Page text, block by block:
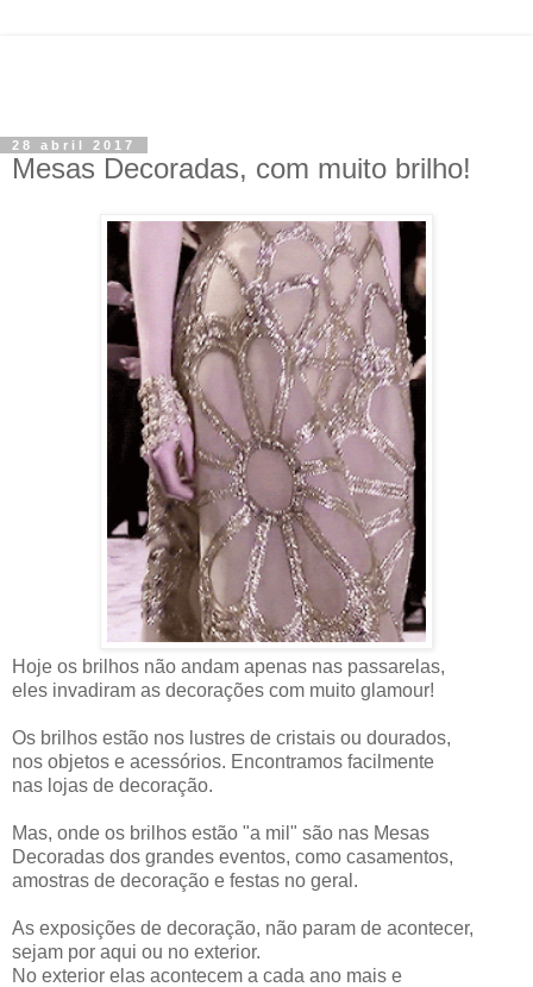
28 abril 2017
Mesas Decoradas, com muito brilho!
Hoje os brilhos não andam apenas nas passarelas,
eles invadiram as decorações com muito glamour!
Os brilhos estão nos lustres de cristais ou dourados,
nos objetos e acessórios. Encontramos facilmente
nas lojas de decoração.
Mas, onde os brilhos estão "a mil" são nas Mesas
Decoradas dos grandes eventos, como casamentos,
amostras de decoração e festas no geral.
As exposições de decoração, não param de acontecer,
sejam por aqui ou no exterior.
No exterior elas acontecem a cada ano mais e